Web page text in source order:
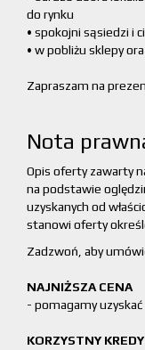
do rynku
• spokojni sąsiedzi i
• w pobliżu sklepy
Zapraszam na
Nota
Opis oferty zawarty
na podstawie
uzyskanych od
stanowi oferty
Zadzwoń, aby
NAJNIŻSZA CENA
- pomagamy
KORZYSTNY